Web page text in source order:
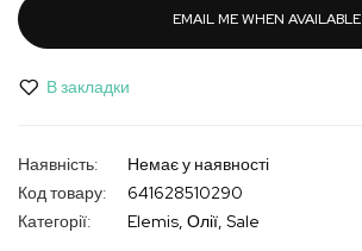
EMAIL ME WHEN AVAILABLE
В закладки
Немає у наявності
Код товару
641628510290
Категорії:
Elemis Олії Sale